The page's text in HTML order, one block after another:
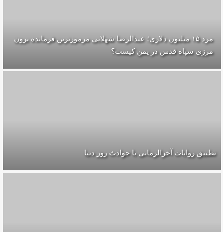
مرد ۱۵ میلیون دلاری؛ عبدالرضا شهلایی مرموزترین فرمانده برون
مرزی سپاه قدس در یمن کیست؟
تطبیق روایات آخرالزمانی با حوادث روز دنیا